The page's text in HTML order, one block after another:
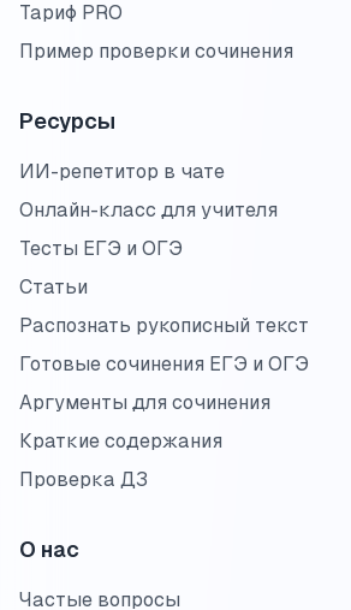
Тариф PRO
Пример проверки сочинения
Ресурсы
ИИ-репетитор в чате
Онлайн-класс для учителя
Тесты ЕГЭ и ОГЭ
Статьи
Распознать рукописный текст
Готовые сочинения ЕГЭ и ОГЭ
Аргументы для сочинения
Краткие содержания
Проверка ДЗ
О нас
Частые вопросы